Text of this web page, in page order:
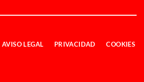
AVISO LEGAL PRIVACIDAD COOKIES